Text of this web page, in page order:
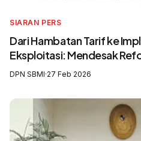
SIARAN PERS
Dari Hambatan Tarif ke
Eksploitasi: Mendesak
Awak Kapal Perikanan
DPN SBMI·27 Feb 2026